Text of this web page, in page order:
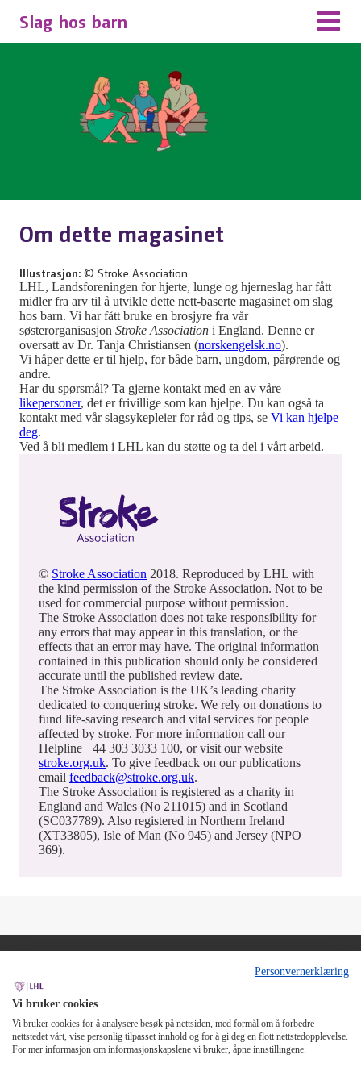
Slag hos barn
Om dette magasinet
Illustrasjon: © Stroke Association
LHL, Landsforeningen for hjerte, lunge og hjerneslag har fått
midler fra arv til å utvikle dette nett-baserte magasinet om slag
hos barn. Vi har fått bruke en brosjyre fra vår
søsterorganisasjon Stroke Association i England. Denne er
oversatt av Dr. Tanja Christiansen (norskengelsk.no).
Vi håper dette er til hjelp, for både barn, ungdom, pårørende og
andre.
Har du spørsmål? Ta gjerne kontakt med en av våre
likepersoner, det er frivillige som kan hjelpe. Du kan også ta
kontakt med vår slagsykepleier for råd og tips, se Vi kan hjelpe
deg.
Ved å bli medlem i LHL kan du støtte og ta del i vårt arbeid.
© Stroke Association 2018. Reproduced by LHL with
the kind permission of the Stroke Association. Not to be
used for commercial purpose without permission.
The Stroke Association does not take responsibility for
any errors that may appear in this translation, or the
effects that an error may have. The original information
contained in this publication should only be considered
accurate until the published review date.
The Stroke Association is the UK’s leading charity
dedicated to conquering stroke. We rely on donations to
fund life-saving research and vital services for people
affected by stroke. For more information call our
Helpline +44 303 3033 100, or visit our website
stroke.org.uk. To give feedback on our publications
email feedback@stroke.org.uk.
The Stroke Association is registered as a charity in
England and Wales (No 211015) and in Scotland
(SC037789). Also registered in Northern Ireland
(XT33805), Isle of Man (No 945) and Jersey (NPO
369).
Stroke Association© 2018
Reproduced byLHLwith the kind permission of the Stroke
Association. Not to be used for commercial purpose without
Personvernerklæring
Vi bruker cookies
Vi bruker cookies for å analysere besøk på nettsiden, med formål om å forbedre
nettstedet vårt, vise personlig tilpasset innhold og for å gi deg en flott nettstedopplevelse.
For mer informasjon om informasjonskapslene vi bruker, åpne innstillingene.